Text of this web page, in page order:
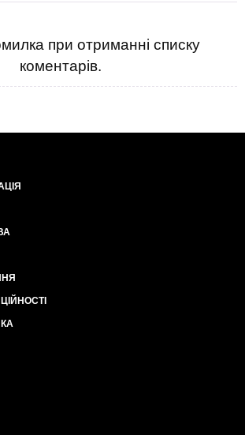
при отриманні списку
коментарів.